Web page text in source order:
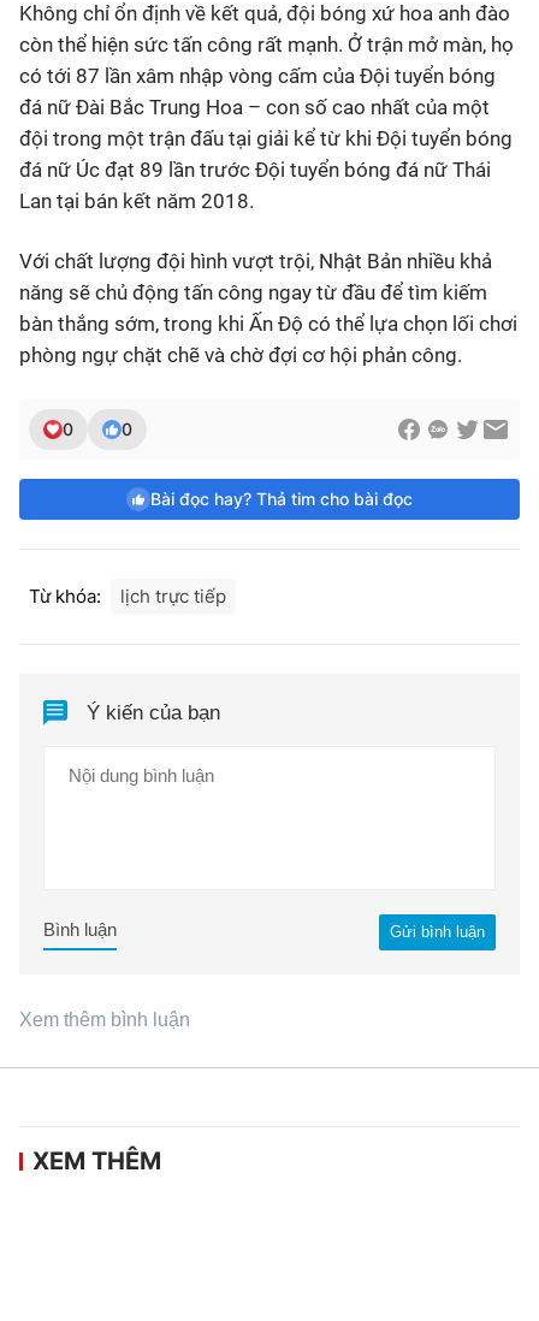
Không chỉ ổn định về kết quả, đội bóng xứ hoa anh đào
còn thể hiện sức tấn công rất mạnh. Ở trận mở màn, họ
có tới 87 lần xâm nhập vòng cấm của Đội tuyển bóng
đá nữ Đài Bắc Trung Hoa – con số cao nhất của một
đội trong một trận đấu tại giải kể từ khi Đội tuyển bóng
đá nữ Úc đạt 89 lần trước Đội tuyển bóng đá nữ Thái
Lan tại bán kết năm 2018.
Với chất lượng đội hình vượt trội, Nhật Bản nhiều khả
năng sẽ chủ động tấn công ngay từ đầu để tìm kiếm
bàn thắng sớm, trong khi Ấn Độ có thể lựa chọn lối chơi
phòng ngự chặt chẽ và chờ đợi cơ hội phản công.
0 0
Bài đọc hay? Thả tim cho bài đọc
Từ khóa: lịch trực tiếp
Ý kiến của bạn
Gửi bình luận
Bình luận
Xem thêm bình luận
XEM THÊM